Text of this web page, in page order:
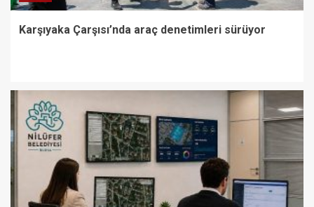
Karşıyaka Çarşısı’nda araç denetimleri sürüyor